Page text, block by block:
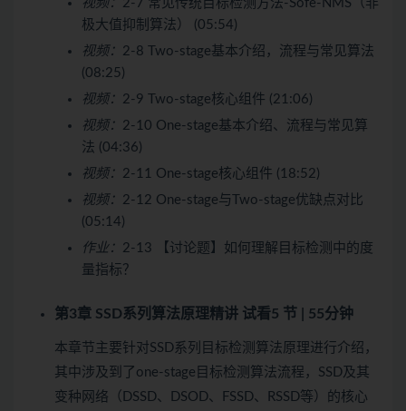
视频： 2-7 常见传统目标检测方法-Sofe-NMS（非
极大值抑制算法） (05:54)
视频： 2-8 Two-stage基本介绍，流程与常见算法
(08:25)
视频： 2-9 Two-stage核心组件 (21:06)
视频： 2-10 One-stage基本介绍、流程与常见算
法 (04:36)
视频： 2-11 One-stage核心组件 (18:52)
视频： 2-12 One-stage与Two-stage优缺点对比
(05:14)
作业： 2-13 【讨论题】如何理解目标检测中的度
量指标？
第3章 SSD系列算法原理精讲 试看5 节 | 55分钟
本章节主要针对SSD系列目标检测算法原理进行介绍，
其中涉及到了one-stage目标检测算法流程，SSD及其
变种网络（DSSD、DSOD、FSSD、RSSD等）的核心